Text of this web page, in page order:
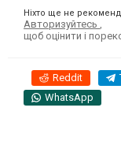
Ніхто ще не
Авторизуйтесь
щоб оцінити і
Reddit
WhatsApp